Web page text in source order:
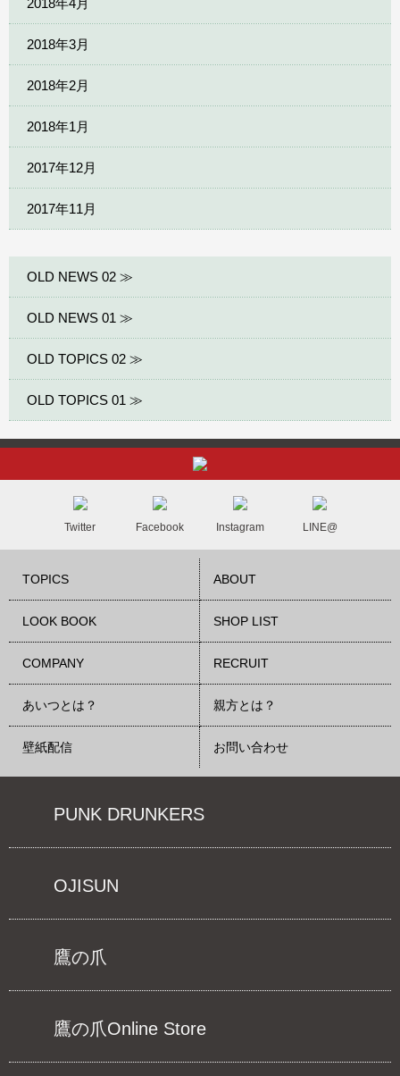
2018年4月
2018年3月
2018年2月
2018年1月
2017年12月
2017年11月
OLD NEWS 02 ≫
OLD NEWS 01 ≫
OLD TOPICS 02 ≫
OLD TOPICS 01 ≫
Twitter Facebook Instagram LINE@
TOPICS ABOUT
LOOK BOOK SHOP LIST
COMPANY RECRUIT
あいつとは？ 親方とは？
壁紙配信 お問い合わせ
PUNK DRUNKERS
OJISUN
鷹の爪
鷹の爪Online Store